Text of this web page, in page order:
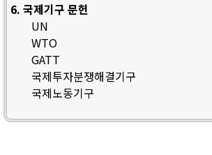
6. 국제기구 문헌
UN
WTO
GATT
국제투자분쟁해결기구
국제노동기구